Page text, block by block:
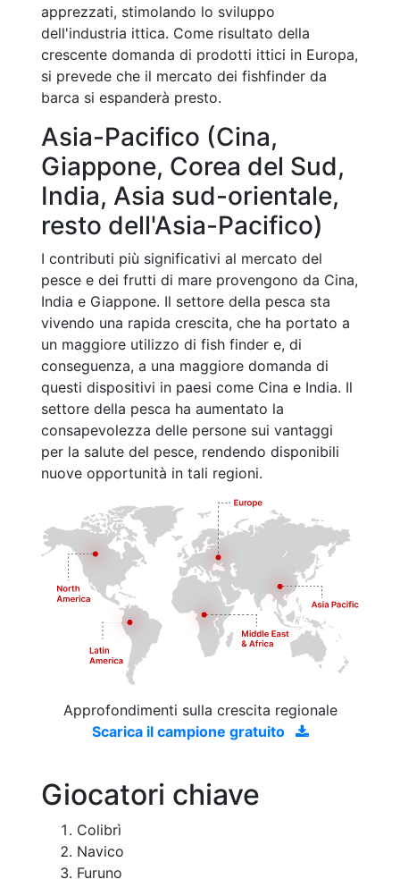
apprezzati, stimolando lo sviluppo
dell'industria ittica. Come risultato della
crescente domanda di prodotti ittici in Europa,
si prevede che il mercato dei fishfinder da
barca si espanderà presto.
Asia-Pacifico (Cina,
Giappone, Corea del Sud,
India, Asia sud-orientale,
resto dell'Asia-Pacifico)
I contributi più significativi al mercato del
pesce e dei frutti di mare provengono da Cina,
India e Giappone. Il settore della pesca sta
vivendo una rapida crescita, che ha portato a
un maggiore utilizzo di fish finder e, di
conseguenza, a una maggiore domanda di
questi dispositivi in paesi come Cina e India. Il
settore della pesca ha aumentato la
consapevolezza delle persone sui vantaggi
per la salute del pesce, rendendo disponibili
nuove opportunità in tali regioni.
Approfondimenti sulla crescita regionale
Scarica il campione gratuito
Giocatori chiave
Colibrì
Navico
Furuno